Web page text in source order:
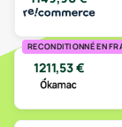
RECONDITIONNÉ EN
1211,53€